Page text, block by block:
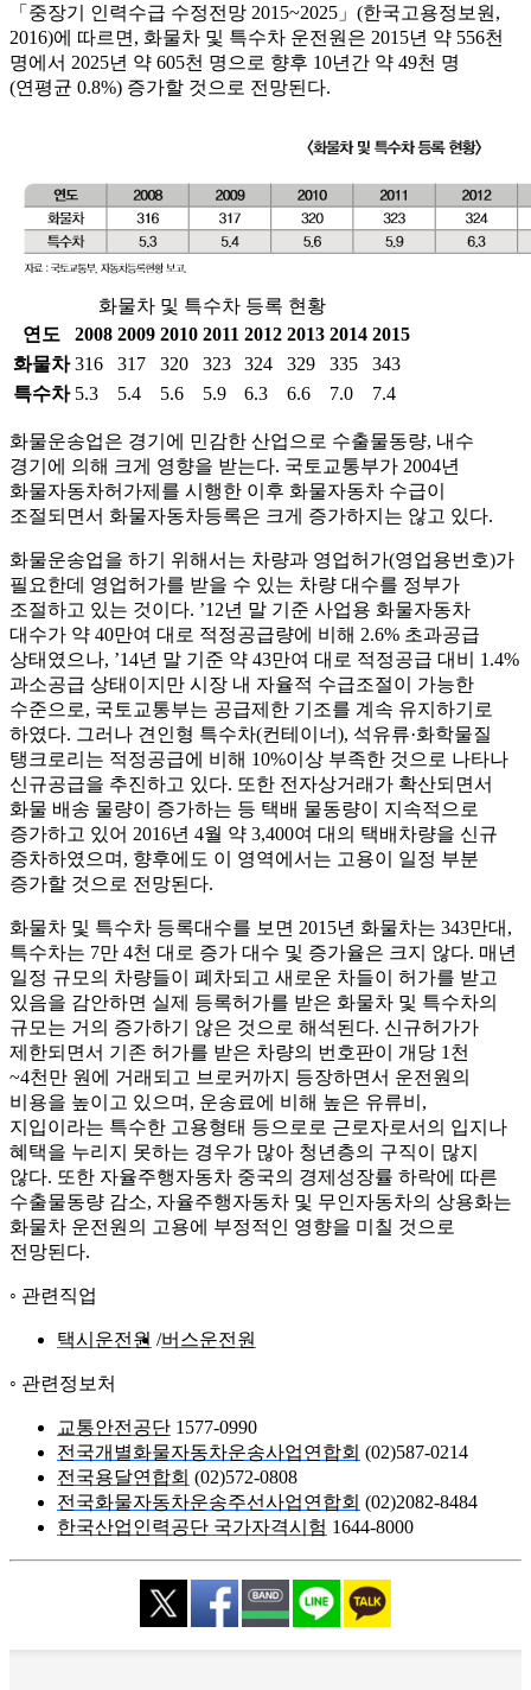
「중장기 인력수급 수정전망 2015~2025」(한국고용정보원,
2016)에 따르면, 화물차 및 특수차 운전원은 2015년 약 556천
명에서 2025년 약 605천 명으로 향후 10년간 약 49천 명
(연평균 0.8%) 증가할 것으로 전망된다.
화물차 및 특수차 등록 현황
연도
2008 2009 2010 2011 2012 2013 2014 2015
화물차 316 317 320 323 324 329 335
343
특수차 5.3 5.4 5.6 5.9 6.3 6.6 7.0 7.4
화물운송업은 경기에 민감한 산업으로 수출물동량, 내수
경기에 의해 크게 영향을 받는다. 국토교통부가 2004년
화물자동차허가제를 시행한 이후 화물자동차 수급이
조절되면서 화물자동차등록은 크게 증가하지는 않고 있다.
화물운송업을 하기 위해서는 차량과 영업허가(영업용번호)가
필요한데 영업허가를 받을 수 있는 차량 대수를 정부가
조절하고 있는 것이다. ’12년 말 기준 사업용 화물자동차
대수가 약 40만여 대로 적정공급량에 비해 2.6% 초과공급
상태였으나, ’14년 말 기준 약 43만여 대로 적정공급 대비 1.4%
과소공급 상태이지만 시장 내 자율적 수급조절이 가능한
수준으로, 국토교통부는 공급제한 기조를 계속 유지하기로
하였다. 그러나 견인형 특수차(컨테이너), 석유류·화학물질
탱크로리는 적정공급에 비해 10%이상 부족한 것으로 나타나
신규공급을 추진하고 있다. 또한 전자상거래가 확산되면서
화물 배송 물량이 증가하는 등 택배 물동량이 지속적으로
증가하고 있어 2016년 4월 약 3,400여 대의 택배차량을 신규
증차하였으며, 향후에도 이 영역에서는 고용이 일정 부분
증가할 것으로 전망된다.
화물차 및 특수차 등록대수를 보면 2015년 화물차는 343만대,
특수차는 7만 4천 대로 증가 대수 및 증가율은 크지 않다. 매년
일정 규모의 차량들이 폐차되고 새로운 차들이 허가를 받고
있음을 감안하면 실제 등록허가를 받은 화물차 및 특수차의
규모는 거의 증가하기 않은 것으로 해석된다. 신규허가가
제한되면서 기존 허가를 받은 차량의 번호판이 개당 1천
~4천만 원에 거래되고 브로커까지 등장하면서 운전원의
비용을 높이고 있으며, 운송료에 비해 높은 유류비,
지입이라는 특수한 고용형태 등으로로 근로자로서의 입지나
혜택을 누리지 못하는 경우가 많아 청년층의 구직이 많지
않다. 또한 자율주행자동차 중국의 경제성장률 하락에 따른
수출물동량 감소, 자율주행자동차 및 무인자동차의 상용화는
화물차 운전원의 고용에 부정적인 영향을 미칠 것으로
전망된다.
관련직업
택시운전원 버스운전원
관련정보처
교통안전공단 1577-0990
전국개별화물자동차운송사업연합회 (02)587-0214
전국용달연합회 (02)572-0808
전국화물자동차운송주선사업연합회 (02)2082-8484
한국산업인력공단 국가자격시험 1644-8000